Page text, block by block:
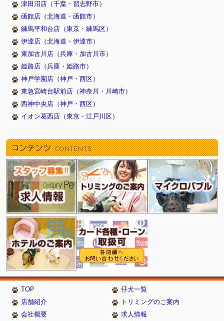
津田沼店（千葉・習志野市）
函館店（北海道・函館市）
練馬平和台店（東京・練馬区）
伊達店（北海道・伊達市）
東加古川店（兵庫・加古川市）
姫路店（兵庫・姫路市）
神戸学園店（神戸・西区）
東急宮崎台駅前店（神奈川・川崎市）
西神中央店（神戸・西区）
イオン葛西店（東京・江戸川区）
コンテンツ CONTENTS
TOP
仔犬一覧
店舗紹介
トリミングのご案内
会社概要
求人情報